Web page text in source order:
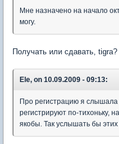
Мне назначено на начало
могу.
Получать или сдавать, tigra?
Ele, on 10.09.2009 - 09:13:
Про регистрацию я слышала
регистрируют по-тихоньку,
якобы. Так услышать бы